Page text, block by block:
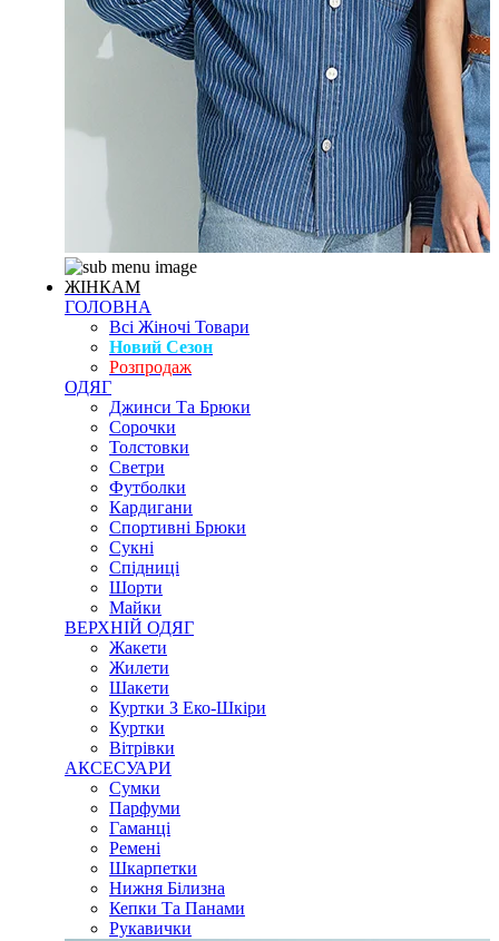
ЖІНКАМ
ГОЛОВНА
Всі Жіночі Товари
Новий Сезон
Розпродаж
ОДЯГ
Джинси Та Брюки
Сорочки
Толстовки
Светри
Футболки
Кардигани
Спортивні Брюки
Сукні
Спідниці
Шорти
Майки
ВЕРХНІЙ ОДЯГ
Жакети
Жилети
Шакети
Куртки З Еко-Шкіри
Куртки
Вітрівки
АКСЕСУАРИ
Сумки
Парфуми
Гаманці
Ремені
Шкарпетки
Нижня Білизна
Кепки Та Панами
Рукавички